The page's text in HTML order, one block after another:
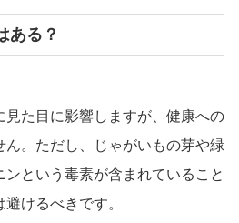
ある？
見た目に影響しますが、健康への
。ただし、じゃがいもの芽や緑
という毒素が含まれていること
けるべきです。